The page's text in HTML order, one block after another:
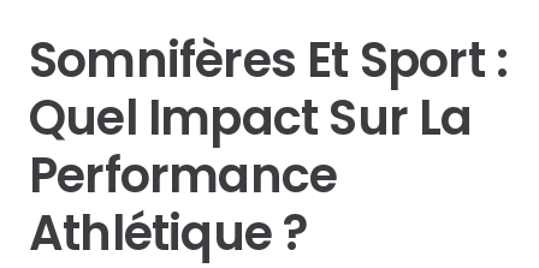
Somnifères Et Sport :
Quel Impact Sur La
Performance
Athlétique ?